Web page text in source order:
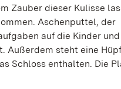
Zauber dieser Kulisse
Aschenputtel, der
auf die Kinder
Außerdem steht eine
Schloss enthalten. Die